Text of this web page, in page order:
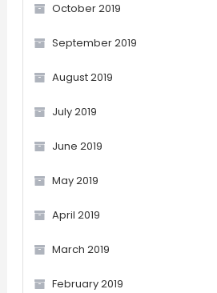
October 2019
September 2019
August 2019
July 2019
June 2019
May 2019
April 2019
March 2019
February 2019